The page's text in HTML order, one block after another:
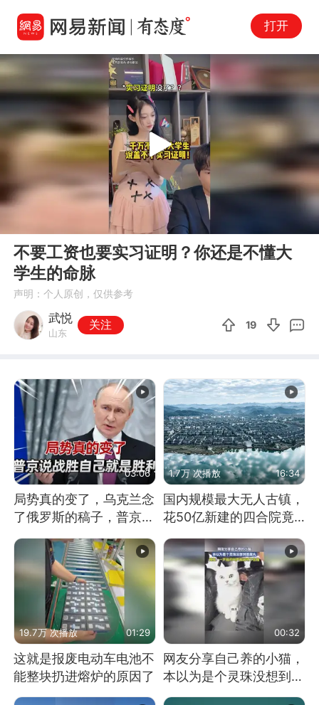
打开
Play
不要工资也要实习证明？你还是不懂大
学生的命脉
声明：个人原创，仅供参考
武悦
山东
关注 19
03:06
局势真的变了，乌克兰念
了俄罗斯的稿子，普京说
1.7万 次播放 16:34
国内规模最大无人古镇，
花50亿新建的四合院竟
19.7万 次播放 01:29
这就是报废电动车电池不
能整块扔进熔炉的原因了
00:32
网友分享自己养的小猫，
本以为是个灵珠没想到是
魔丸